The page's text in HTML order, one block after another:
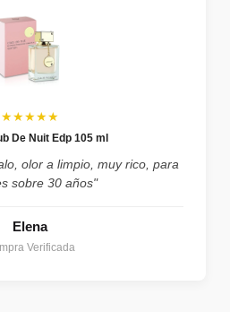
★★★★★
De Nuit Edp 105 ml
olor a limpio, muy rico, para
sobre 30 años"
Elena
Verificada